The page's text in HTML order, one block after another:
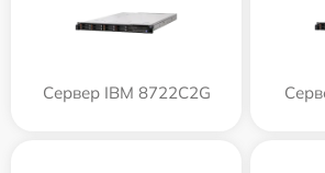
Сервер IBM 8722C2G